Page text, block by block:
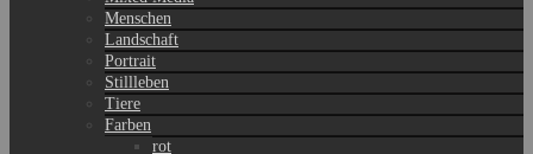
Menschen
Landschaft
Portrait
Stillleben
Tiere
Farben
rot